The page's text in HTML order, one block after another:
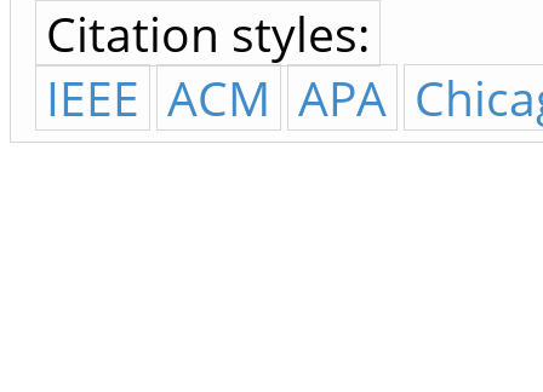
Citation styles:
IEEE ACM APA